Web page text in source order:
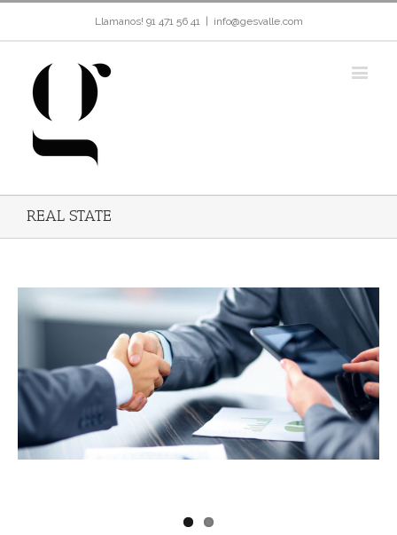
Llamanos! 91 471 56 41 info@gesvalle.com
REAL STATE